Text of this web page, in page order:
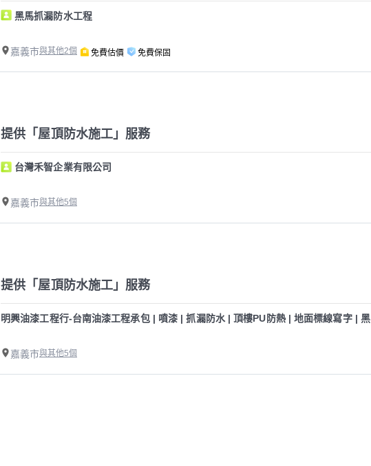
黑馬抓漏防水工程
嘉義市與其他2個 免費估價 免費保固
提供「屋頂防水施工」服務
台灣禾智企業有限公司
嘉義市與其他5個
提供「屋頂防水施工」服務
明興油漆工程行-台南油漆工程承包 | 噴漆 | 抓漏防水 | 頂樓PU防熱 | 地面標線寫字 | 黑
嘉義市與其他5個